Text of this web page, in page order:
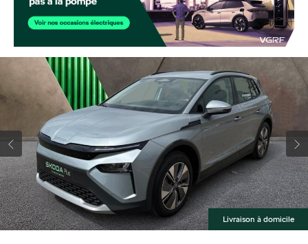
Livraison à domicile